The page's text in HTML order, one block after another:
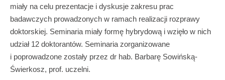
miały na celu prezentacje i dyskusje zakresu prac
badawczych prowadzonych w ramach realizacji rozprawy
doktorskiej. Seminaria miały formę hybrydową i wzięło w nich
udział 12 doktorantów. Seminaria zorganizowane
i poprowadzone zostały przez dr hab. Barbarę Sowińską-
Świerkosz, prof. uczelni.